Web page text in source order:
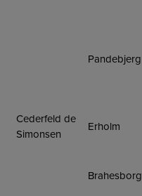
Pandebjerg
Cederfeld de
Simonsen
Erholm
Brahesborg